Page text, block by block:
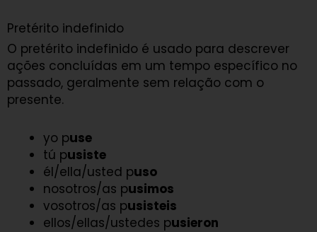
Pretérito indefinido
O pretérito indefinido é usado para descrever
ações concluídas em um tempo específico no
passado, geralmente sem relação com o
presente.
yo puse
tú pusiste
él/ella/usted puso
nosotros/as pusimos
vosotros/as pusisteis
ellos/ellas/ustedes pusieron